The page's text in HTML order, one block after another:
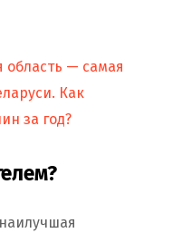
область — самая
Как
за год?